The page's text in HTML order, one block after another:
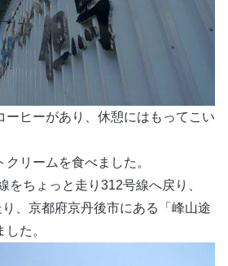
ーヒーがあり、休憩にはもってこい
リームを食べました。
をちょっと走り312号線へ戻り、
、京都府京丹後市にある「峰山途
た。